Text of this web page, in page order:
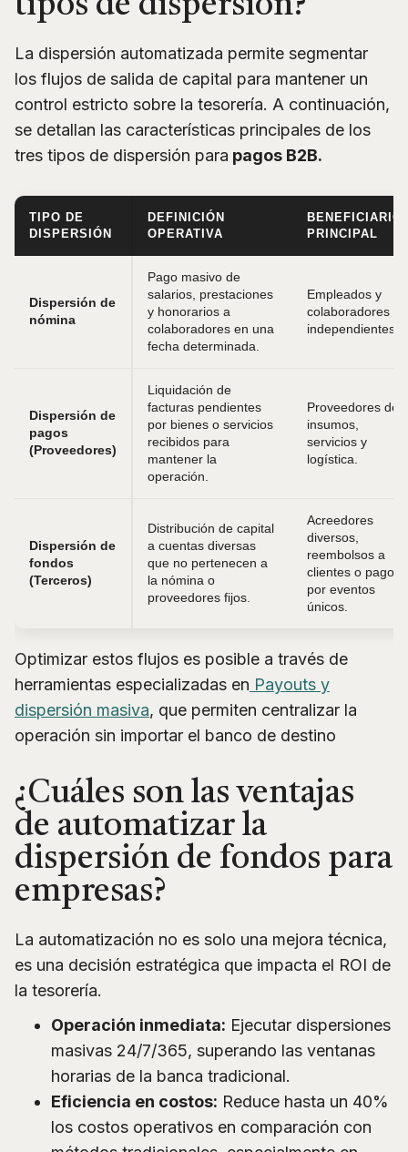
La dispersión automatizada permite segmentar
los flujos de salida de capital para mantener un
control estricto sobre la tesorería. A continuación,
se detallan las características principales de los
tres tipos de dispersión para pagos B2B.
TIPO DE
DISPERSIÓN
DEFINICIÓN
OPERATIVA
BENEFICIARIO
PRINCIPAL
Dispersión de
nómina
Pago masivo de
salarios, prestaciones
y honorarios a
colaboradores en una
fecha determinada.
Empleados y
colaboradores
independientes.
Dispersión de
pagos
(Proveedores)
Liquidación de
facturas pendientes
por bienes o servicios
recibidos para
mantener la
operación.
Proveedores de
insumos,
servicios y
logística.
Dispersión de
fondos
(Terceros)
Distribución de capital
a cuentas diversas
que no pertenecen a
la nómina o
proveedores fijos.
Acreedores
diversos,
reembolsos a
clientes o pagos
por eventos
únicos.
Optimizar estos flujos es posible a través de
herramientas especializadas en Payouts y
dispersión masiva, que permiten centralizar la
operación sin importar el banco de destino
¿Cuáles son las ventajas
de automatizar la
dispersión de fondos para
empresas?
La automatización no es solo una mejora técnica,
es una decisión estratégica que impacta el ROI de
la tesorería.
Operación inmediata: Ejecutar dispersiones
masivas 24/7/365, superando las ventanas
horarias de la banca tradicional.
Eficiencia en costos: Reduce hasta un 40%
los costos operativos en comparación con